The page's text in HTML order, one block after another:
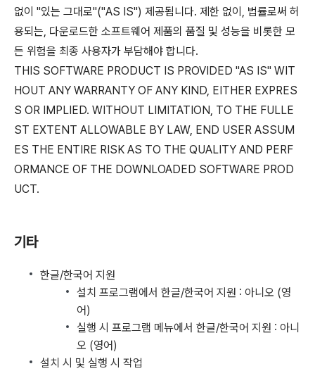
없이 "있는 그대로"("AS IS") 제공됩니다. 제한 없이, 법률로써 허
용되는, 다운로드한 소프트웨어 제품의 품질 및 성능을 비롯한 모
든 위험을 최종 사용자가 부담해야 합니다.
THIS SOFTWARE PRODUCT IS PROVIDED "AS IS" WIT
HOUT ANY WARRANTY OF ANY KIND, EITHER EXPRES
S OR IMPLIED. WITHOUT LIMITATION, TO THE FULLE
ST EXTENT ALLOWABLE BY LAW, END USER ASSUM
ES THE ENTIRE RISK AS TO THE QUALITY AND PERF
ORMANCE OF THE DOWNLOADED SOFTWARE PROD
UCT.
기타
한글/한국어 지원
설치 프로그램에서 한글/한국어 지원 : 아니오 (영
어)
실행 시 프로그램 메뉴에서 한글/한국어 지원 : 아니
오 (영어)
설치 시 및 실행 시 작업